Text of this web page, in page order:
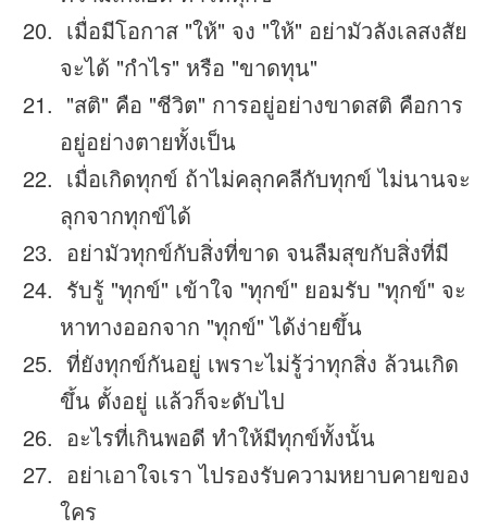
เมื่อมีโอกาส "ให้" จง "ให้" อย่ามัวลังเลสงสัย
จะได้ "กำไร" หรือ "ขาดทุน"
"สติ" คือ "ชีวิต" การอยู่อย่างขาดสติ คือการ
อยู่อย่างตายทั้งเป็น
เมื่อเกิดทุกข์ ถ้าไม่คลุกคลีกับทุกข์ ไม่นานจะ
ลุกจากทุกข์ได้
อย่ามัวทุกข์กับสิ่งที่ขาด จนลืมสุขกับสิ่งที่มี
รับรู้ "ทุกข์" เข้าใจ "ทุกข์" ยอมรับ "ทุกข์" จะ
หาทางออกจาก "ทุกข์" ได้ง่ายขึ้น
ที่ยังทุกข์กันอยู่ เพราะไม่รู้ว่าทุกสิ่ง ล้วนเกิด
ขึ้น ตั้งอยู่ แล้วก็จะดับไป
อะไรที่เกินพอดี ทำให้มีทุกข์ทั้งนั้น
อย่าเอาใจเรา ไปรองรับความหยาบคายของ
ใคร